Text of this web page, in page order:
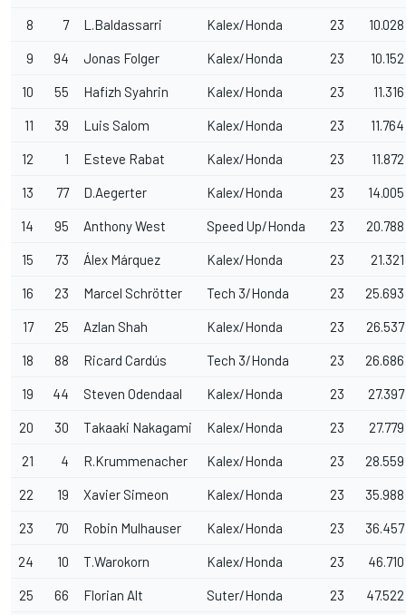
8 7 L.Baldassarri Kalex/Honda 23 10.028
9 94 Jonas Folger Kalex/Honda 23 10.152
10 55 Hafizh Syahrin Kalex/Honda 23 11.316
11 39 Luis Salom Kalex/Honda 23 11.764
12 1 Esteve Rabat Kalex/Honda 23 11.872
13 77 D.Aegerter Kalex/Honda 23 14.005
14 95 Anthony West Speed Up/Honda 23 20.788
15 73 Álex Márquez Kalex/Honda 23 21.321
16 23 Marcel Schrötter Tech 3/Honda 23 25.693
17 25 Azlan Shah Kalex/Honda 23 26.537
18 88 Ricard Cardús Tech 3/Honda 23 26.686
19 44 Steven Odendaal Kalex/Honda 23 27.397
20 30 Takaaki Nakagami Kalex/Honda 23 27.779
21 4 R.Krummenacher Kalex/Honda 23 28.559
22 19 Xavier Simeon Kalex/Honda 23 35.988
23 70 Robin Mulhauser Kalex/Honda 23 36.457
24 10 T.Warokorn Kalex/Honda 23 46.710
25 66 Florian Alt Suter/Honda 23 47.522